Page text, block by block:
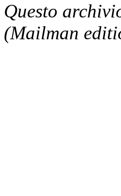
Questo
(Mailman